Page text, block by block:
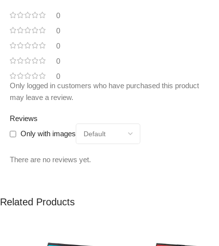
0
0
0
0
0
Reviews
Only with images
There are no reviews yet.
Only logged in customers who have purchased this product
may leave a review.
Related Products